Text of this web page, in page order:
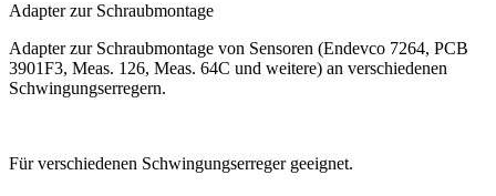
Adapter zur Schraubmontage
Adapter zur Schraubmontage von Sensoren (Endevco 7264, PCB
3901F3, Meas. 126, Meas. 64C und weitere) an verschiedenen
Schwingungserregern.
Für verschiedenen Schwingungserreger geeignet.